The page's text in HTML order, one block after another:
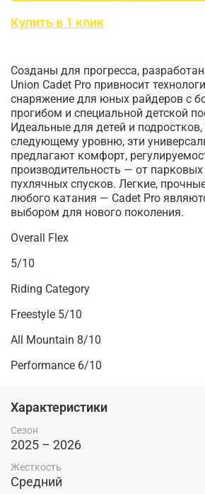
Купить в 1 клик
Созданы для прогресса,
Union Cadet Pro привносит
снаряжение для юных райдеров с
прогибом и специальной детской
Идеальные для детей и подростков,
следующему уровню, эти
предлагают комфорт,
производительность — от
пухлячных спусков. Легкие,
любого катания — Cadet Pro
выбором для нового поколения.
Overall Flex
5/10
Riding Category
Freestyle 5/10
All Mountain 8/10
Performance 6/10
Характеристики
Сезон
2025 – 2026
Жесткость
Средний